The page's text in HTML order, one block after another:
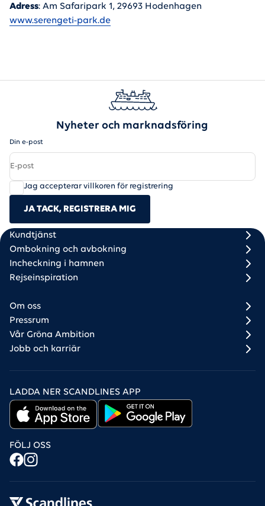
Adress: Am Safaripark 1, 29693 Hodenhagen
www.serengeti-park.de
Nyheter och marknadsföring
Din e-post
Jag accepterar villkoren för registrering
JA TACK, REGISTRERA MIG
Scandlines
Footer column 1
Kundtjänst
Ombokning och avbokning
Incheckning i hamnen
Rejseinspiration
Footer column 2
Om oss
Pressrum
Vår Gröna Ambition
Jobb och karriär
LADDA NER SCANDLINES APP
FÖLJ OSS